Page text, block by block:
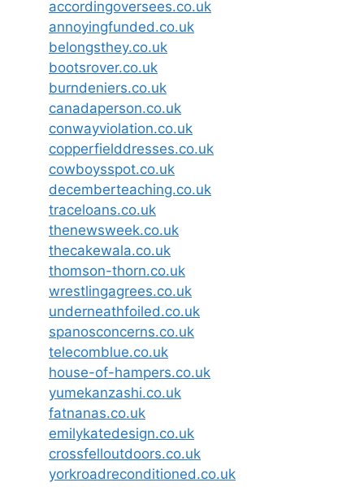
accordingoversees.co.uk
annoyingfunded.co.uk
belongsthey.co.uk
bootsrover.co.uk
burndeniers.co.uk
canadaperson.co.uk
conwayviolation.co.uk
copperfielddresses.co.uk
cowboysspot.co.uk
decemberteaching.co.uk
traceloans.co.uk
thenewsweek.co.uk
thecakewala.co.uk
thomson-thorn.co.uk
wrestlingagrees.co.uk
underneathfoiled.co.uk
spanosconcerns.co.uk
telecomblue.co.uk
house-of-hampers.co.uk
yumekanzashi.co.uk
fatnanas.co.uk
emilykatedesign.co.uk
crossfelloutdoors.co.uk
yorkroadreconditioned.co.uk